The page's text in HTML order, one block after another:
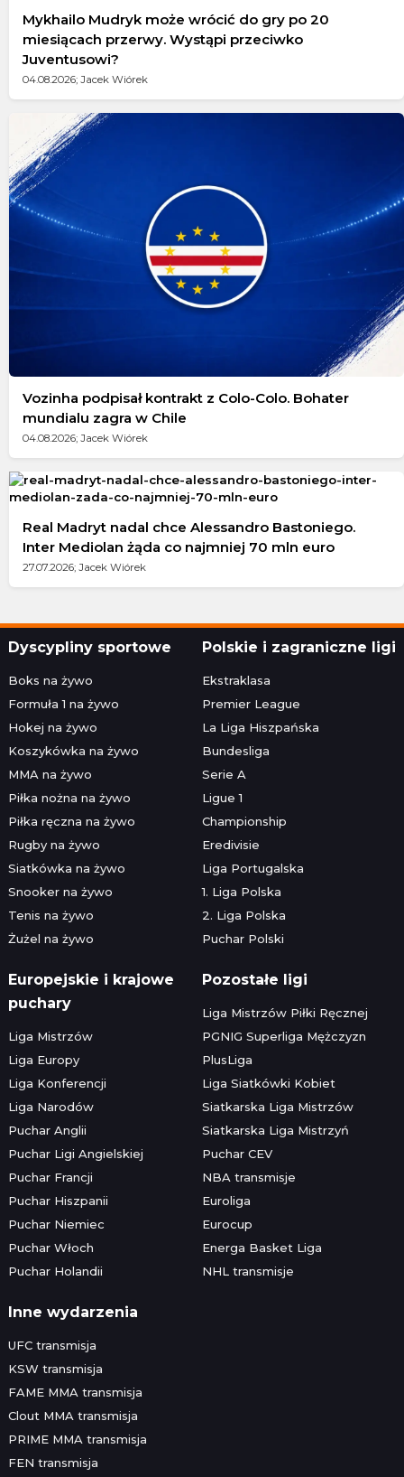
Mykhailo Mudryk może wrócić do gry po 20
miesiącach przerwy. Wystąpi przeciwko
Juventusowi?
04.08.2026; Jacek Wiórek
Vozinha podpisał kontrakt z Colo-Colo. Bohater
mundialu zagra w Chile
04.08.2026; Jacek Wiórek
Real Madryt nadal chce Alessandro Bastoniego.
Inter Mediolan żąda co najmniej 70 mln euro
27.07.2026; Jacek Wiórek
Dyscypliny sportowe
Boks na żywo
Formuła 1 na żywo
Hokej na żywo
Koszykówka na żywo
MMA na żywo
Piłka nożna na żywo
Piłka ręczna na żywo
Rugby na żywo
Siatkówka na żywo
Snooker na żywo
Tenis na żywo
Żużel na żywo
Polskie i zagraniczne ligi
Ekstraklasa
Premier League
La Liga Hiszpańska
Bundesliga
Serie A
Ligue 1
Championship
Eredivisie
Liga Portugalska
1. Liga Polska
2. Liga Polska
Puchar Polski
Europejskie i krajowe
puchary
Liga Mistrzów
Liga Europy
Liga Konferencji
Liga Narodów
Puchar Anglii
Puchar Ligi Angielskiej
Puchar Francji
Puchar Hiszpanii
Puchar Niemiec
Puchar Włoch
Puchar Holandii
Pozostałe ligi
Liga Mistrzów Piłki Ręcznej
PGNIG Superliga Mężczyzn
PlusLiga
Liga Siatkówki Kobiet
Siatkarska Liga Mistrzów
Siatkarska Liga Mistrzyń
Puchar CEV
NBA transmisje
Euroliga
Eurocup
Energa Basket Liga
NHL transmisje
Inne wydarzenia
UFC transmisja
KSW transmisja
FAME MMA transmisja
Clout MMA transmisja
PRIME MMA transmisja
FEN transmisja